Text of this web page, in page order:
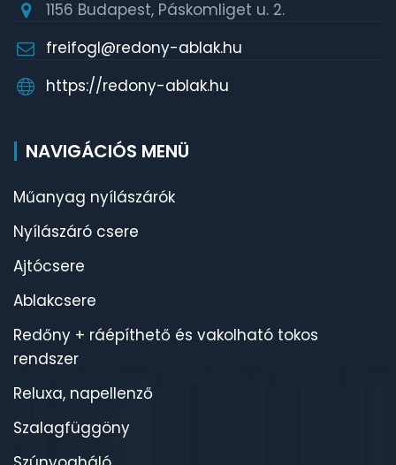
1156 Budapest, Páskomliget u. 2.
freifogl@redony-ablak.hu
https://redony-ablak.hu
NAVIGÁCIÓS MENÜ
Műanyag nyílászárók
Nyílászáró csere
Ajtócsere
Ablakcsere
Redőny + ráépíthető és vakolható tokos
rendszer
Reluxa, napellenző
Szalagfüggöny